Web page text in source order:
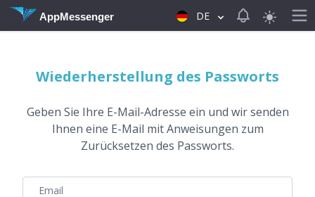
AppMessenger DE View
Wiederherstellung des Passworts
Geben Sie Ihre E-Mail-Adresse ein und wir senden
Ihnen eine E-Mail mit Anweisungen zum
Zurücksetzen des Passworts.
E-Mail